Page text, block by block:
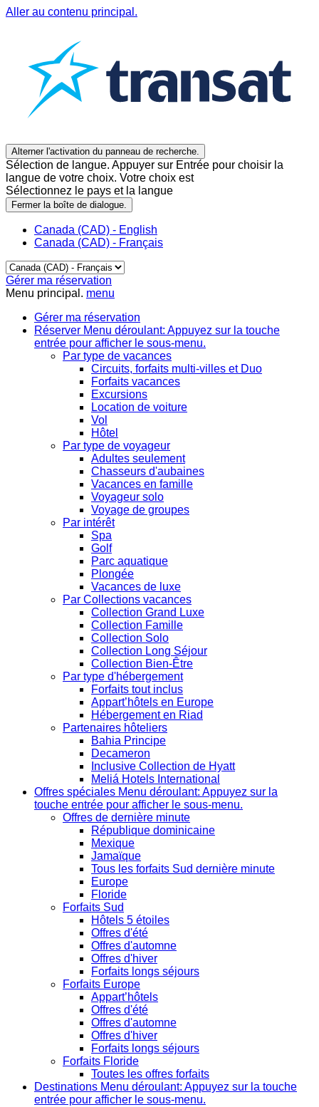
Aller au contenu principal.
Alterner l'activation du panneau de recherche.
Sélection de langue. Appuyer sur Entrée pour choisir la
langue de votre choix. Votre choix est
Sélectionnez le pays et la langue
Fermer la boîte de dialogue.
Canada (CAD) - English
Canada (CAD) - Français
Gérer ma réservation
Menu principal. menu
Gérer ma réservation
Réserver Menu déroulant: Appuyez sur la touche
entrée pour afficher le sous-menu.
Par type de vacances
Circuits, forfaits multi-villes et Duo
Forfaits vacances
Excursions
Location de voiture
Vol
Hôtel
Par type de voyageur
Adultes seulement
Chasseurs d'aubaines
Vacances en famille
Voyageur solo
Voyage de groupes
Par intérêt
Spa
Golf
Parc aquatique
Plongée
Vacances de luxe
Par Collections vacances
Collection Grand Luxe
Collection Famille
Collection Solo
Collection Long Séjour
Collection Bien-Être
Par type d'hébergement
Forfaits tout inclus
Appart’hôtels en Europe
Hébergement en Riad
Partenaires hôteliers
Bahia Principe
Decameron
Inclusive Collection de Hyatt
Meliá Hotels International
Offres spéciales Menu déroulant: Appuyez sur la
touche entrée pour afficher le sous-menu.
Offres de dernière minute
République dominicaine
Mexique
Jamaïque
Tous les forfaits Sud dernière minute
Europe
Floride
Forfaits Sud
Hôtels 5 étoiles
Offres d'été
Offres d'automne
Offres d'hiver
Forfaits longs séjours
Forfaits Europe
Appart’hôtels
Offres d'été
Offres d'automne
Offres d'hiver
Forfaits longs séjours
Forfaits Floride
Toutes les offres forfaits
Destinations Menu déroulant: Appuyez sur la touche
entrée pour afficher le sous-menu.